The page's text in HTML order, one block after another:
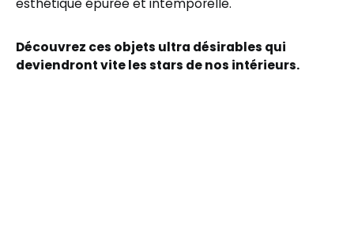
esthétique épurée et intemporelle.
Découvrez ces objets ultra désirables qui
deviendront vite les stars de nos intérieurs.